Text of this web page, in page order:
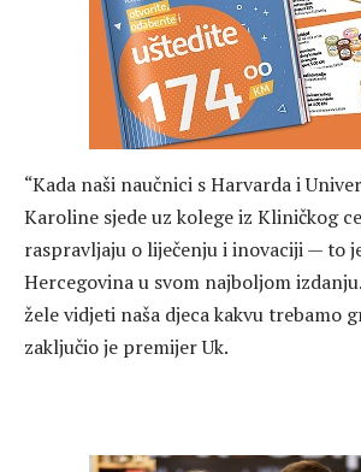
“Kada naši naučnici s Harvarda i
Karoline sjede uz kolege iz Kliničkog
raspravljaju o liječenju i inovaciji — to
Hercegovina u svom najboljom
žele vidjeti naša djeca kakvu trebamo
zaključio je premijer Uk.